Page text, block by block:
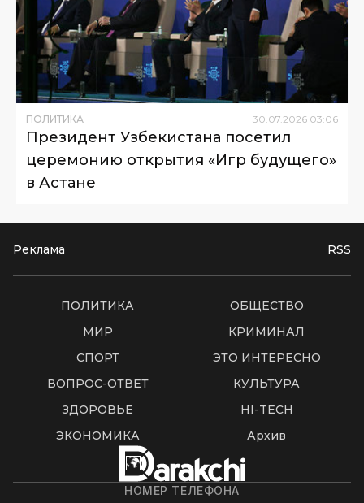
ПОЛИТИКА 30 07 2026 03:06
Президент Узбекистана посетил
церемонию открытия «Игр будущего»
в Астане
Реклама RSS
ПОЛИТИКА
ОБЩЕСТВО
МИР
КРИМИНАЛ
СПОРТ
ЭТО ИНТЕРЕСНО
ВОПРОС-ОТВЕТ
КУЛЬТУРА
ЗДОРОВЬЕ
HI-TECH
ЭКОНОМИКА
Архив
НОМЕР ТЕЛЕФОНА